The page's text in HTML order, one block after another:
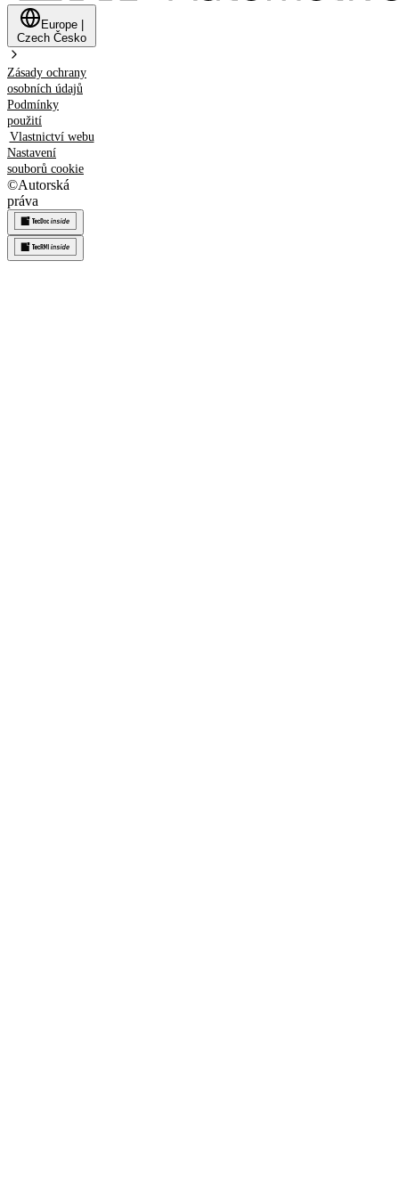
Europe
Czech Česko
Zásady ochrany
osobních údajů
Podmínky
použití
Vlastnictví webu
Nastavení
souborů cookie
©Autorská
práva